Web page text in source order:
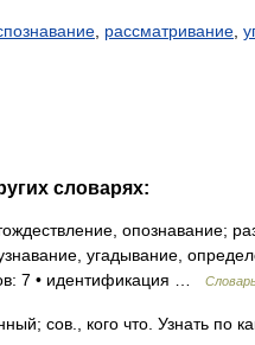
рассматривание
словарях:
опознавание;
угадывание,
7 • идентификация …
сов., кого что. Узнать по